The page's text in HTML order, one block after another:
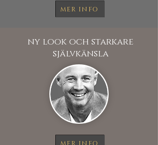
MER INFO
ny look och starkare
självkänsla